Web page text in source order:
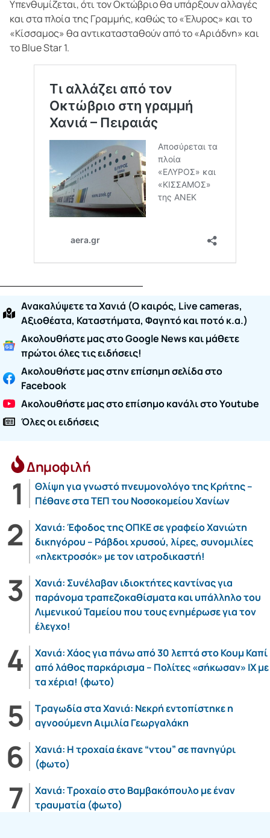
Υπενθυμίζεται, ότι τον Οκτώβριο θα υπάρξουν αλλαγές
και στα πλοία της Γραμμής, καθώς το «Έλυρος» και το
«Κίσσαμος» θα αντικατασταθούν από το «Αριάδνη» και
το Blue Star 1.
Ανακαλύψετε τα Χανιά (O καιρός, Live cameras,
Αξιοθέατα, Καταστήματα, Φαγητό και ποτό κ.α.)
Ακολουθήστε μας στο Google News και μάθετε
πρώτοι όλες τις ειδήσεις!
Ακολουθήστε μας στην επίσημη σελίδα στο
Facebook
Ακολουθήστε μας στο επίσημο κανάλι στο Youtube
Όλες οι ειδήσεις
Δημοφιλή
Θλίψη για γνωστό πνευμονολόγο της Κρήτης –
Πέθανε στα ΤΕΠ του Νοσοκομείου Χανίων
Χανιά: Έφοδος της ΟΠΚΕ σε γραφείο Χανιώτη
δικηγόρου – Ράβδοι χρυσού, λίρες, συνομιλίες
«ηλεκτροσόκ» με τον ιατροδικαστή!
Χανιά: Συνέλαβαν ιδιοκτήτες καντίνας για
παράνομα τραπεζοκαθίσματα και υπάλληλο του
Λιμενικού Ταμείου που τους ενημέρωσε για τον
έλεγχο!
Χανιά: Χάος για πάνω από 30 λεπτά στο Κουμ Καπί
από λάθος παρκάρισμα – Πολίτες «σήκωσαν» ΙΧ με
τα χέρια! (φωτο)
Τραγωδία στα Χανιά: Νεκρή εντοπίστηκε η
αγνοούμενη Αιμιλία Γεωργαλάκη
Χανιά: Η τροχαία έκανε “ντου” σε πανηγύρι
(φωτο)
Χανιά: Τροχαίο στο Βαμβακόπουλο με έναν
τραυματία (φωτο)